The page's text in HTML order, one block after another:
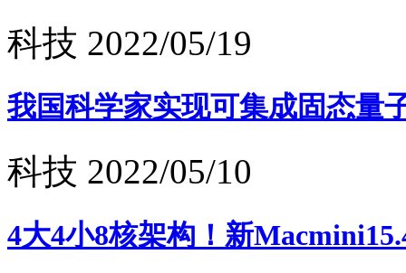
科技 2022/05/19
我国科学家实现可集成固态量
科技 2022/05/10
4大4小8核架构！新